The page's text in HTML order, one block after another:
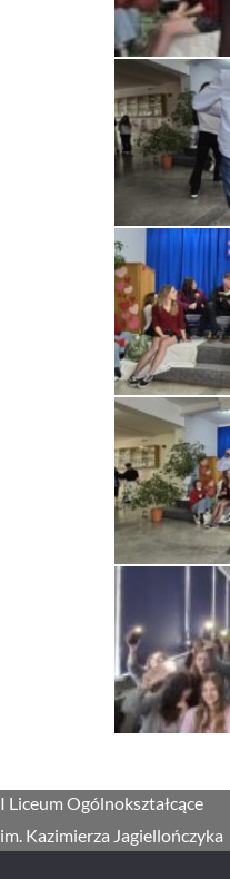
I Liceum Ogólnokształcące
im. Kazimierza Jagiellończyka